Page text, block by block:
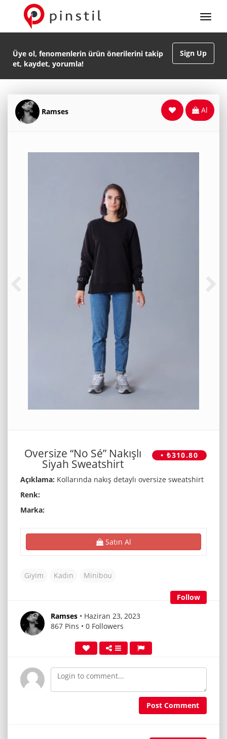
Sign Up
Üye ol, fenomenlerin ürün önerilerini takip
et, kaydet, yorumla!
Ramses Al
• ₺310.80
Oversize “No Sé” Nakışlı
Siyah Sweatshirt
Açıklama: Kollarında nakış detaylı oversize sweatshirt
Renk:
Marka:
Satın Al
Giyim Kadın Minibou
Follow
Ramses • Haziran 23, 2023
867 Pins • 0 Followers
Post Comment